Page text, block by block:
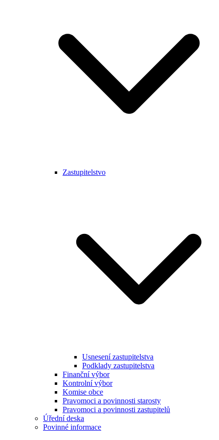
Zastupitelstvo
Usnesení zastupitelstva
Podklady zastupitelstva
Finanční výbor
Kontrolní výbor
Komise obce
Pravomoci a povinnosti starosty
Pravomoci a povinnosti zastupitelů
Úřední deska
Povinné informace